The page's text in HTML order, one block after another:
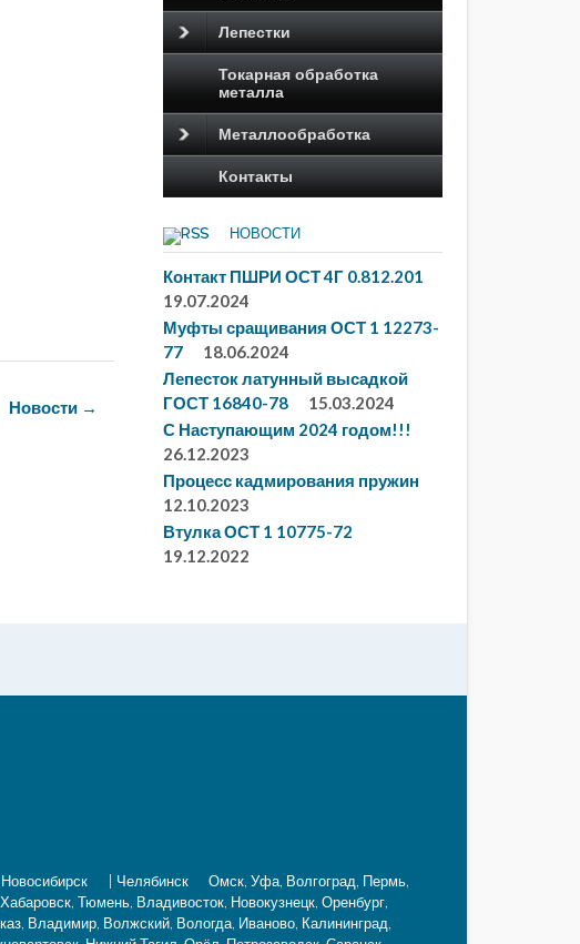
Новости →
Лепестки
Токарная обработка
металла
Металлообработка
Контакты
НОВОСТИ
Контакт ПШРИ ОСТ 4Г 0.812.201
19.07.2024
Муфты сращивания ОСТ 1 12273-
77
18.06.2024
Лепесток латунный высадкой
ГОСТ 16840-78
15.03.2024
С Наступающим 2024 годом!!!
26.12.2023
Процесс кадмирования пружин
12.10.2023
Втулка ОСТ 1 10775-72
19.12.2022
Новосибирск | Челябинск
Омск, Уфа, Волгоград, Пермь,
Тюмень, Владивосток, Новокузнецк, Оренбург,
Владимир, Волжский, Вологда, Иваново, Калининград,